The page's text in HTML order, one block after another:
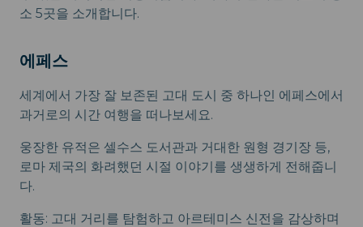
소 5곳을 소개합니다.
에페스
세계에서 가장 잘 보존된 고대 도시 중 하나인 에페스에서
과거로의 시간 여행을 떠나보세요.
웅장한 유적은 셀수스 도서관과 거대한 원형 경기장 등,
로마 제국의 화려했던 시절 이야기를 생생하게 전해줍니
다.
활동: 고대 거리를 탐험하고 아르테미스 신전을 감상하며